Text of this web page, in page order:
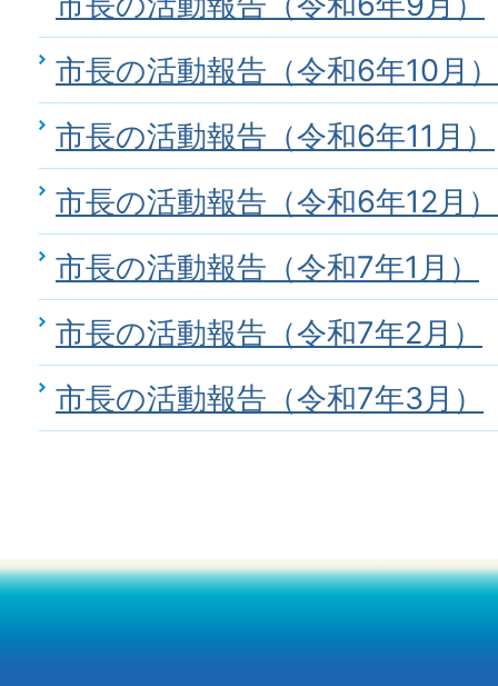
市長の活動報告（令和6年10月）
市長の活動報告（令和6年11月）
市長の活動報告（令和6年12月）
市長の活動報告（令和7年1月）
市長の活動報告（令和7年2月）
市長の活動報告（令和7年3月）